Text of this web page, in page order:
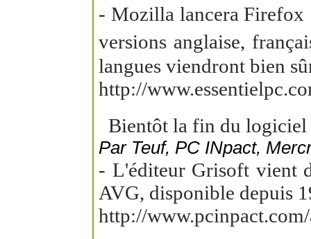
- Mozilla lancera Firefox
versions anglaise,
langues viendront bien
http://
Bientôt la fin du
Par Teuf, PC INpact,
- L'éditeur Grisoft vient
AVG, disponible depuis
http://